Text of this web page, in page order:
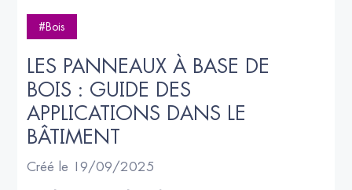
#Bois
LES PANNEAUX À BASE DE
BOIS : GUIDE DES
APPLICATIONS DANS LE
BÂTIMENT
Créé le 19/09/2025